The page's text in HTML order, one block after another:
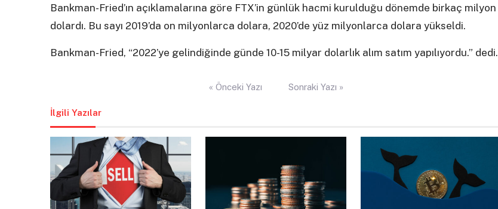
Bankman-Fried’ın açıklamalarına göre FTX’in günlük hacmi kurulduğu dönemde birkaç milyon
dolardı. Bu sayı 2019’da on milyonlarca dolara, 2020’de yüz milyonlarca dolara yükseldi.
Bankman-Fried, “2022’ye gelindiğinde günde 10-15 milyar dolarlık alım satım yapılıyordu.” dedi.
« Önceki Yazı Sonraki Yazı »
İlgili Yazılar